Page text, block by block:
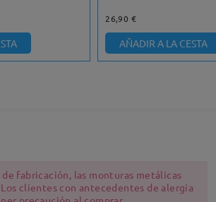
26,90 €
AÑADIR A LA CESTA
fabricación, las monturas metálicas
clientes con antecedentes de alergia